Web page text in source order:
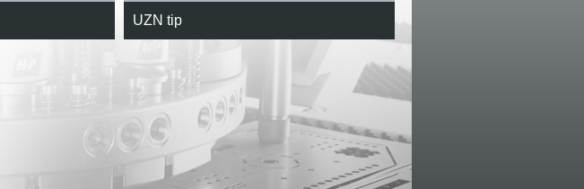
UZN tip